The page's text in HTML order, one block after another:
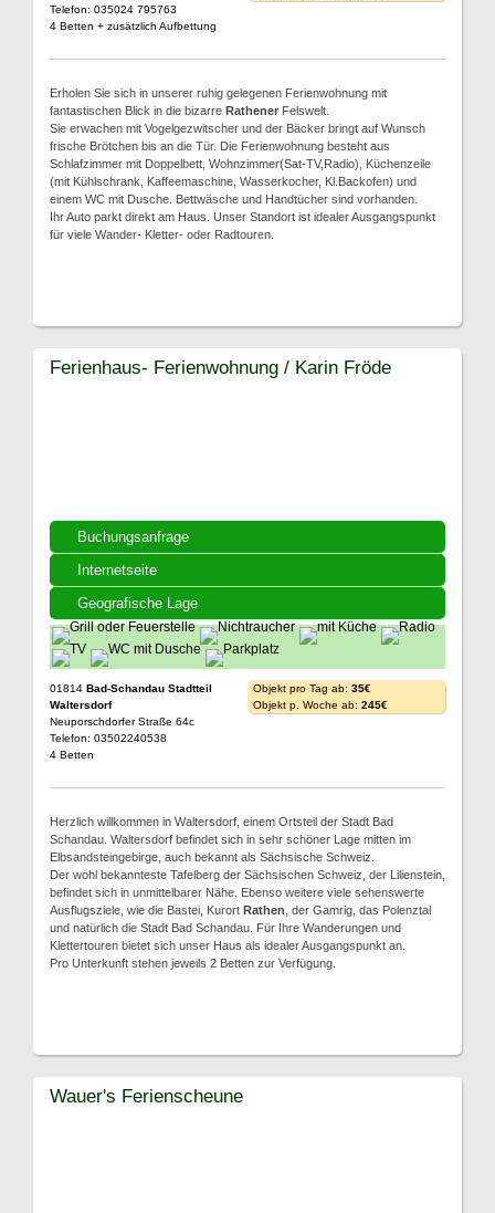
Telefon: 035024 795763
4 Betten + zusätzlich Aufbettung
Erholen Sie sich in unserer ruhig gelegenen Ferienwohnung mit
fantastischen Blick in die bizarre Rathener Felswelt.
Sie erwachen mit Vogelgezwitscher und der Bäcker bringt auf Wunsch
frische Brötchen bis an die Tür. Die Ferienwohnung besteht aus
Schlafzimmer mit Doppelbett, Wohnzimmer(Sat-TV,Radio), Küchenzeile
(mit Kühlschrank, Kaffeemaschine, Wasserkocher, Kl.Backofen) und
einem WC mit Dusche. Bettwäsche und Handtücher sind vorhanden.
Ihr Auto parkt direkt am Haus. Unser Standort ist idealer Ausgangspunkt
für viele Wander- Kletter- oder Radtouren.
Buchungsanfrage
Internetseite
Geografische Lage
Ferienhaus- Ferienwohnung / Karin Fröde
01814 Bad-Schandau Stadtteil
Waltersdorf
Neuporschdorfer Straße 64c
Telefon: 03502240538
4 Betten
Objekt pro Tag ab: 35€
Objekt p. Woche ab: 245€
Herzlich willkommen in Waltersdorf, einem Ortsteil der Stadt Bad
Schandau. Waltersdorf befindet sich in sehr schöner Lage mitten im
Elbsandsteingebirge, auch bekannt als Sächsische Schweiz.
Der wohl bekannteste Tafelberg der Sächsischen Schweiz, der Lilienstein,
befindet sich in unmittelbarer Nähe. Ebenso weitere viele sehenswerte
Ausflugsziele, wie die Bastei, Kurort Rathen , der Gamrig, das Polenztal
und natürlich die Stadt Bad Schandau. Für Ihre Wanderungen und
Klettertouren bietet sich unser Haus als idealer Ausgangspunkt an.
Pro Unterkunft stehen jeweils 2 Betten zur Verfügung.
Wauer's Ferienscheune